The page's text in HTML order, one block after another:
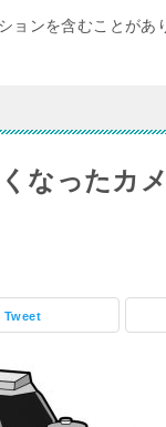
ョンを含むことがあ
なったカ
Tweet